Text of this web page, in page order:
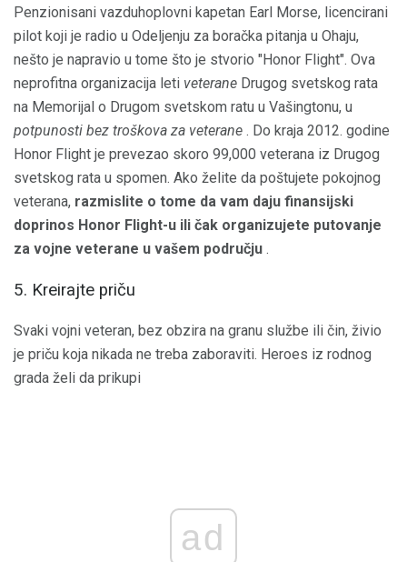
Penzionisani vazduhoplovni kapetan Earl Morse, licencirani
pilot koji je radio u Odeljenju za boračka pitanja u Ohaju,
nešto je napravio u tome što je stvorio "Honor Flight". Ova
neprofitna organizacija leti veterane Drugog svetskog rata
na Memorijal o Drugom svetskom ratu u Vašingtonu, u
potpunosti bez troškova za veterane . Do kraja 2012. godine
Honor Flight je prevezao skoro 99,000 veterana iz Drugog
svetskog rata u spomen. Ako želite da poštujete pokojnog
veterana, razmislite o tome da vam daju finansijski
doprinos Honor Flight-u ili čak organizujete putovanje
za vojne veterane u vašem području .
5. Kreirajte priču
Svaki vojni veteran, bez obzira na granu službe ili čin, živio
je priču koja nikada ne treba zaboraviti. Heroes iz rodnog
grada želi da prikupi
ad